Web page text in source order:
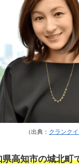
（出典： クランク
高知市の城北町